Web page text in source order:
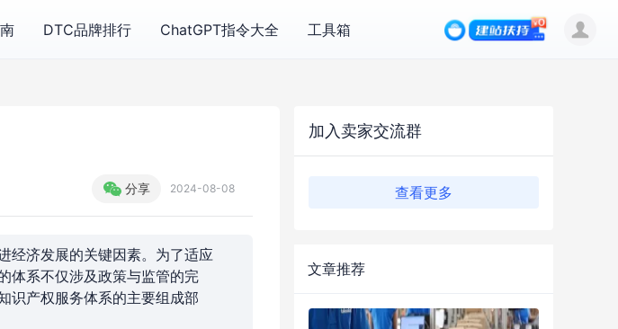
DTC品牌排行 ChatGPT指令大全 工具箱
分享 2024-08-08
经济发展的关键因素。为了适应
体系不仅涉及政策与监管的完
识产权服务体系的主要组成部
加入卖家交流群
查看更多
文章推荐